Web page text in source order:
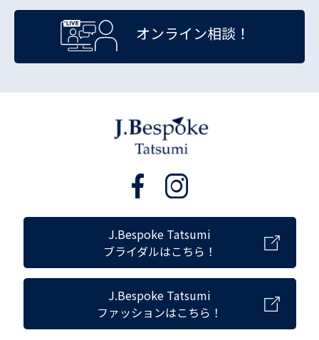
オンライン相談！
J.Bespoke Tatsumi
ブライダルはこちら！
J.Bespoke Tatsumi
ファッションはこちら！